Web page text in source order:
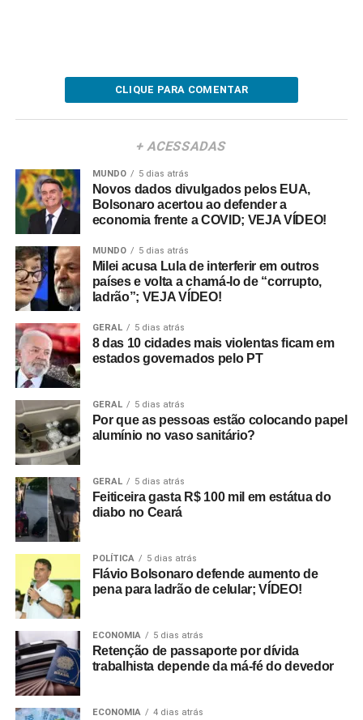
CLIQUE PARA COMENTAR
+ ACESSADAS
MUNDO 5 dias atrás
Novos dados divulgados pelos EUA,
Bolsonaro acertou ao defender a
economia frente a COVID; VEJA VÍDEO!
MUNDO 5 dias atrás
Milei acusa Lula de interferir em outros
países e volta a chamá-lo de “corrupto,
ladrão”; VEJA VÍDEO!
GERAL 5 dias atrás
8 das 10 cidades mais violentas ficam em
estados governados pelo PT
GERAL 5 dias atrás
Por que as pessoas estão colocando papel
alumínio no vaso sanitário?
GERAL 5 dias atrás
Feiticeira gasta R$ 100 mil em estátua do
diabo no Ceará
POLÍTICA 5 dias atrás
Flávio Bolsonaro defende aumento de
pena para ladrão de celular; VÍDEO!
ECONOMIA 5 dias atrás
Retenção de passaporte por dívida
trabalhista depende da má-fé do devedor
ECONOMIA 4 dias atrás